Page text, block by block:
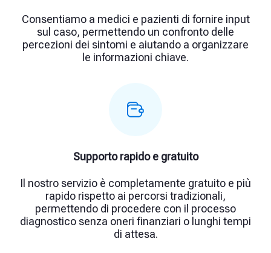
Consentiamo a medici e pazienti di fornire input
sul caso, permettendo un confronto delle
percezioni dei sintomi e aiutando a organizzare
le informazioni chiave.
Supporto rapido e gratuito
Il nostro servizio è completamente gratuito e più
rapido rispetto ai percorsi tradizionali,
permettendo di procedere con il processo
diagnostico senza oneri finanziari o lunghi tempi
di attesa.